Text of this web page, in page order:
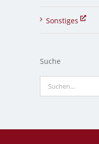
Sonstiges
Suche
Suche
nach: